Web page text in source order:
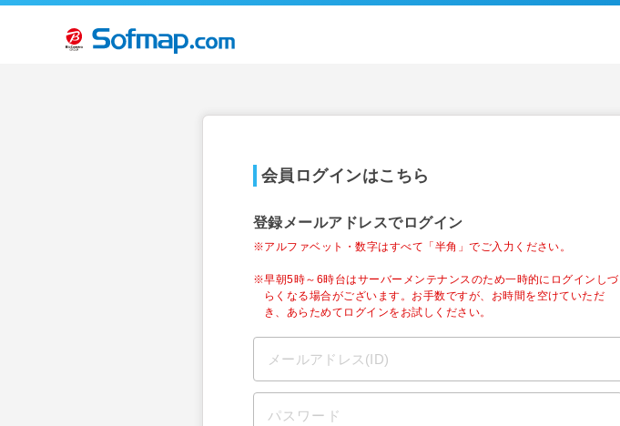
会員ログインはこちら
登録メールアドレスでログイン
※アルファベット・数字はすべて「半角」でご入力ください。
※早朝5時～6時台はサーバーメンテナンスのため一時的にログインしづ
らくなる場合がございます。お手数ですが、お時間を空けていただ
き、あらためてログインをお試しください。